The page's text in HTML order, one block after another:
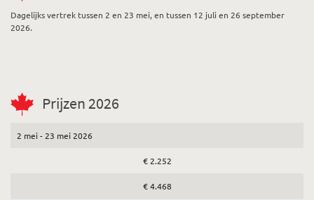
Dagelijks vertrek tussen 2 en 23 mei, en tussen 12 juli en 26 september
2026.
Prijzen 2026
2 mei - 23 mei 2026
€ 2.252
€ 4.468